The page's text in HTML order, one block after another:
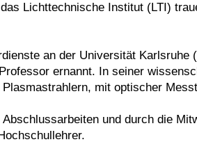
Lichttechnische Institut (LTI)
an der Universität
ernannt. In seiner
mit optischer
und durch die